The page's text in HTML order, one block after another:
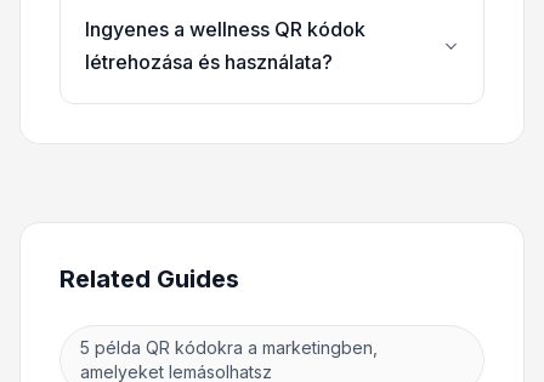
Ingyenes a wellness QR kódok
létrehozása és használata?
Related Guides
5 példa QR kódokra a marketingben,
amelyeket lemásolhatsz